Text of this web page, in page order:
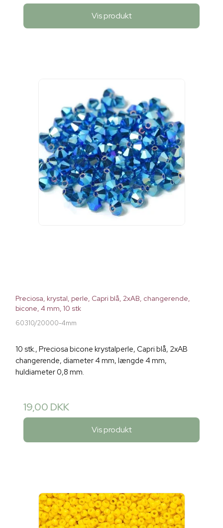
Vis produkt
Preciosa, krystal, perle, Capri blå, 2xAB, changerende,
bicone, 4 mm, 10 stk
60310/20000-4mm
10 stk., Preciosa bicone krystalperle, Capri blå, 2xAB
changerende, diameter 4 mm, længde 4 mm,
huldiameter 0,8 mm.
19,00 DKK
Vis produkt